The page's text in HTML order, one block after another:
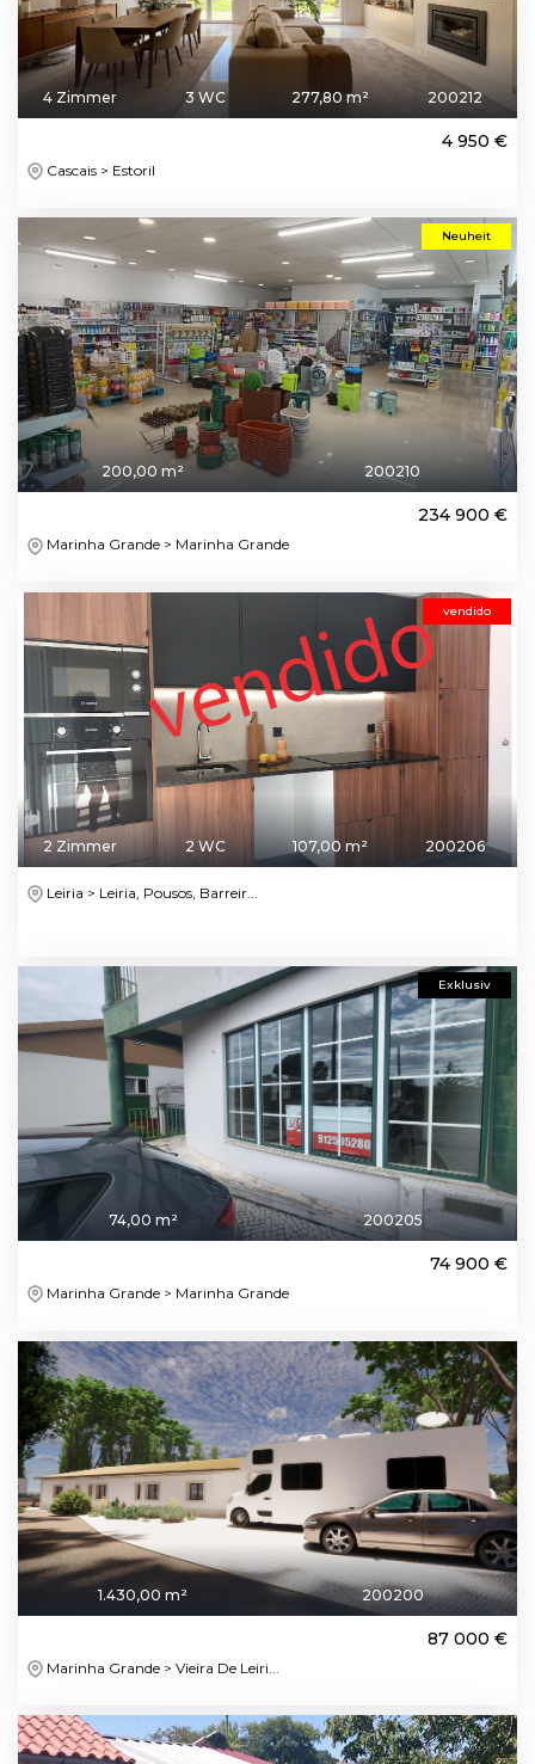
4 Zimmer 3 WC 277,80 m² 200212
4 950 €
Cascais > Estoril
Neuheit
200,00 m² 200210
234 900 €
Marinha Grande > Marinha Grande
vendido
2 Zimmer 2 WC 107,00 m² 200206
Leiria > Leiria, Pousos, Barreir...
Exklusiv
74,00 m² 200205
74 900 €
Marinha Grande > Marinha Grande
1.430,00 m² 200200
87 000 €
Marinha Grande > Vieira De Leiri...